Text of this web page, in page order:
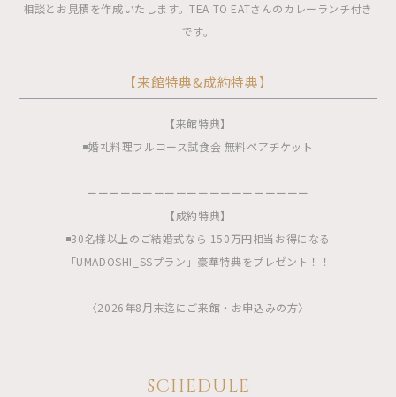
相談とお見積を作成いたします。TEA TO EATさんのカレーランチ付き
です。
【来館特典&成約特典】
【来館特典】
◾️婚礼料理フルコース試食会 無料ペアチケット
ーーーーーーーーーーーーーーーーーーーー
【成約特典】
◾️30名様以上のご結婚式なら 150万円相当お得になる
「UMADOSHI_SSプラン」豪華特典をプレゼント！！
〈2026年8月末迄にご来館・お申込みの方〉
SCHEDULE